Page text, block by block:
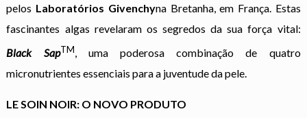
pelos Laboratórios Givenchyna Bretanha, em França. Estas
fascinantes algas revelaram os segredos da sua força vital:
Black SapTM, uma poderosa combinação de quatro
micronutrientes essenciais para a juventude da pele.
LE SOIN NOIR: O NOVO PRODUTO